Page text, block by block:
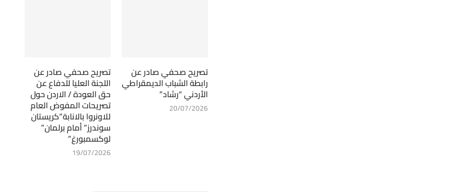
تصريح صحفي صادر عن
رابطة الشباب الديمقراطي
الأردني “رشاد”
20/07/2026
تصريح صحفي صادر عن
اللجنة العليا للدفاع عن
حق العودة / الاردن حول
تصريحات المفوض العام
للاونروا بالانابة”كريستان
سوندرز” أمام برلمان”
لوكسمبورغ”
19/07/2026